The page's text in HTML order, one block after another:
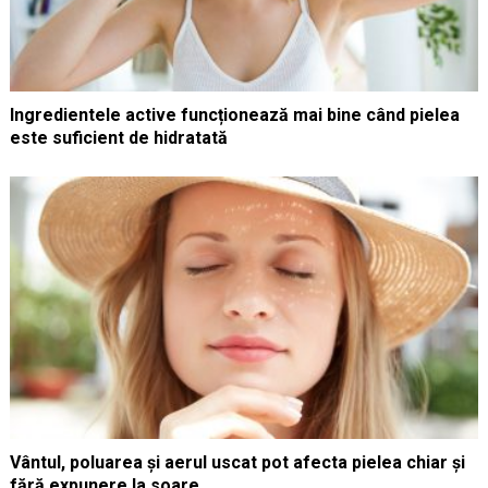
Ingredientele active funcționează mai bine când pielea
este suficient de hidratată
Vântul, poluarea și aerul uscat pot afecta pielea chiar și